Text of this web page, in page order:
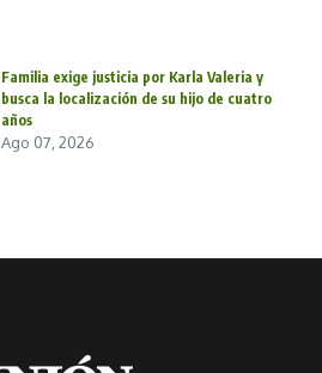
Familia exige justicia por Karla Valeria y
busca la localización de su hijo de cuatro
años
Ago 07, 2026